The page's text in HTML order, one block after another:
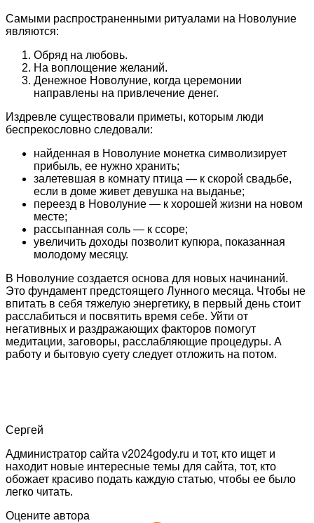
Самыми распространенными ритуалами на Новолуние
являются:
Обряд на любовь.
На воплощение желаний.
Денежное Новолуние, когда церемонии
направлены на привлечение денег.
Издревле существовали приметы, которым люди
беспрекословно следовали:
найденная в Новолуние монетка символизирует
прибыль, ее нужно хранить;
залетевшая в комнату птица — к скорой свадьбе,
если в доме живет девушка на выданье;
переезд в Новолуние — к хорошей жизни на новом
месте;
рассыпанная соль — к ссоре;
увеличить доходы позволит купюра, показанная
молодому месяцу.
В Новолуние создается основа для новых начинаний.
Это фундамент предстоящего Лунного месяца. Чтобы не
впитать в себя тяжелую энергетику, в первый день стоит
расслабиться и посвятить время себе. Уйти от
негативных и раздражающих факторов помогут
медитации, заговоры, расслабляющие процедуры. А
работу и бытовую суету следует отложить на потом.
Сергей
Администратор сайта v2024gody.ru и тот, кто ищет и
находит новые интересные темы для сайта, тот, кто
обожает красиво подать каждую статью, чтобы ее было
легко читать.
Оцените автора